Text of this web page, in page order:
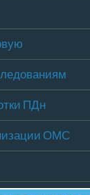
ПДн
ОМС